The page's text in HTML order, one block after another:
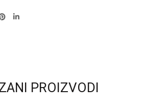
PROIZVODI